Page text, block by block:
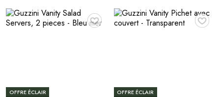
♥
OFFRE ÉCLAIR
♥
OFFRE ÉCLAIR